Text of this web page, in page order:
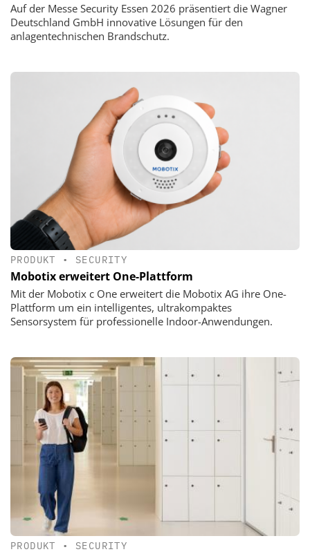
Auf der Messe Security Essen 2026 präsentiert die Wagner
Deutschland GmbH innovative Lösungen für den
anlagentechnischen Brandschutz.
PRODUKT • SECURITY
Mobotix erweitert One-Plattform
Mit der Mobotix c One erweitert die Mobotix AG ihre One-
Plattform um ein intelligentes, ultrakompaktes
Sensorsystem für professionelle Indoor-Anwendungen.
PRODUKT • SECURITY